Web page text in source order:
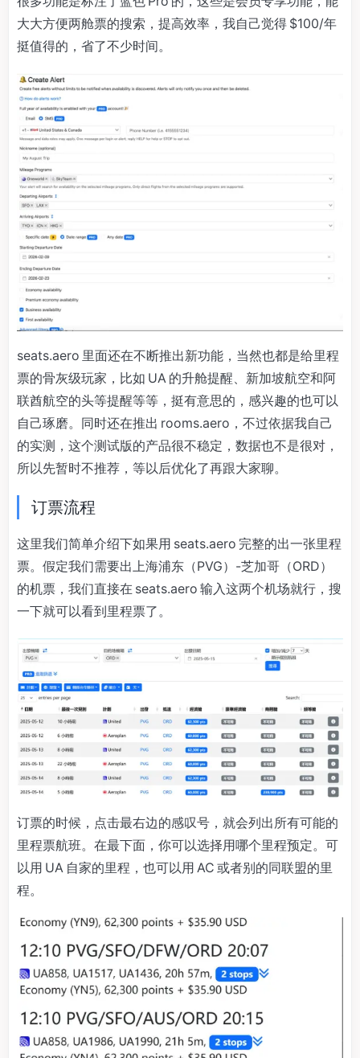
大大方便两舱票的搜索，提高效率，我自己觉得 $100/年
挺值得的，省了不少时间。
seats.aero 里面还在不断推出新功能，当然也都是给里程
票的骨灰级玩家，比如 UA 的升舱提醒、新加坡航空和阿
联酋航空的头等提醒等等，挺有意思的，感兴趣的也可以
自己琢磨。同时还在推出 rooms.aero，不过依据我自己
的实测，这个测试版的产品很不稳定，数据也不是很对，
所以先暂时不推荐，等以后优化了再跟大家聊。
订票流程
这里我们简单介绍下如果用 seats.aero 完整的出一张里程
票。假定我们需要出上海浦东（PVG）-芝加哥（ORD）
的机票，我们直接在 seats.aero 输入这两个机场就行，搜
一下就可以看到里程票了。
订票的时候，点击最右边的感叹号，就会列出所有可能的
里程票航班。在最下面，你可以选择用哪个里程预定。可
以用 UA 自家的里程，也可以用 AC 或者别的同联盟的里
程。